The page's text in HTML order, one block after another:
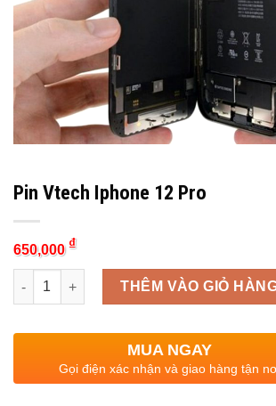
Pin Vtech Iphone 12 Pro
650,000 ₫
Quantity
THÊM VÀO GIỎ
MUA NGAY
Gọi điện xác nhận và giao hàng tận